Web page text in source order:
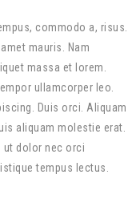
commodo a, risus.
mauris. Nam
massa et lorem.
ullamcorper leo.
Duis orci. Aliquam
aliquam molestie erat.
ut dolor nec orci
tempus lectus.